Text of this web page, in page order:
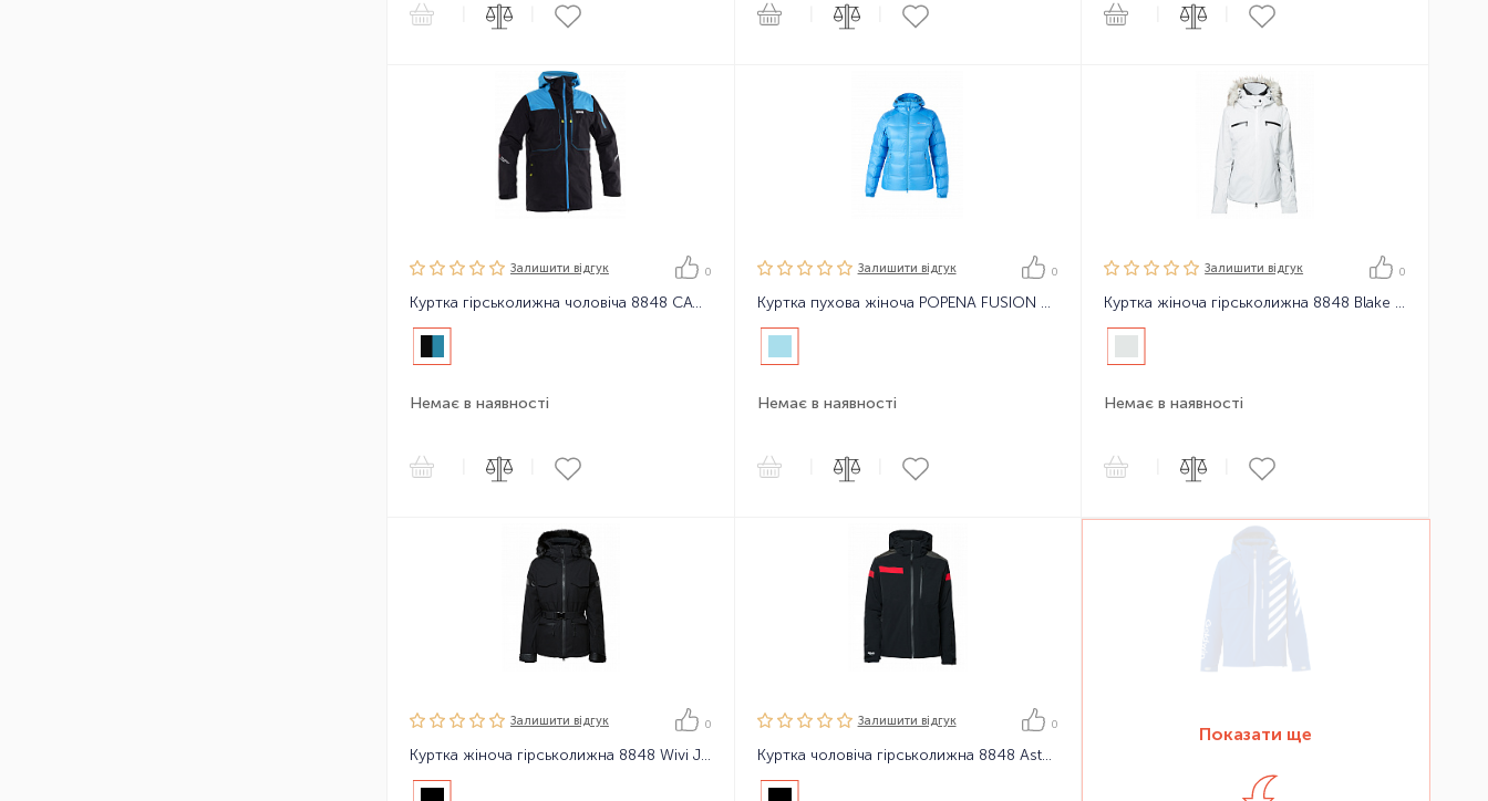
Залишити вiдгук 0
Куртка гірськолижна чоловіча 8848 CATSKILL Jacket черно - голубая L
Немає в наявності
Залишити вiдгук 0
Куртка пухова жіноча POPENA FUSION Down Jacket 12
Немає в наявності
Залишити вiдгук 0
Куртка жіноча гірськолижна 8848 Blake Jacket
Немає в наявності
Залишити вiдгук 0
Куртка жіноча гірськолижна 8848 Wivi Jacket
Залишити вiдгук 0
Куртка чоловіча гірськолижна 8848 Aston Jacket
Показати ще